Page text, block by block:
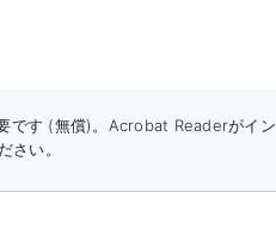
です (無償)。Acrobat Readerがイン
さい。